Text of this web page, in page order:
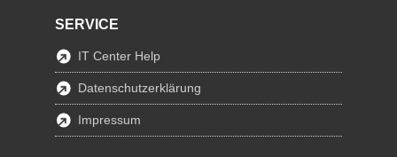
SERVICE
IT Center Help
Datenschutzerklärung
Impressum